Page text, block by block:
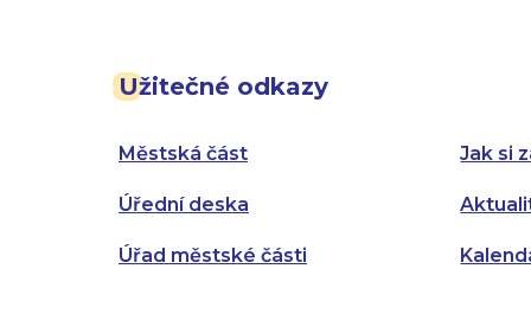
Užitečné odkazy
Městská část
Úřední deska
Úřad městské části
Jak si